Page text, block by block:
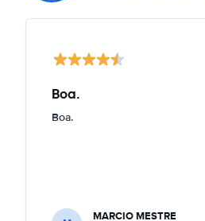
Boa.
Boa.
MARCIO MESTRE